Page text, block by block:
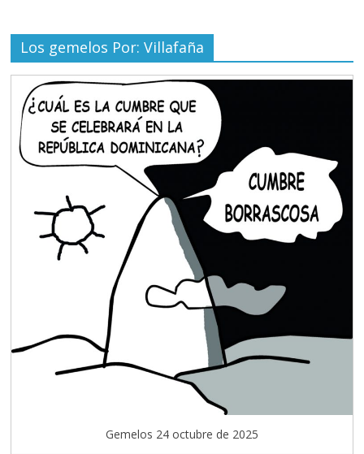
Los gemelos Por: Villafaña
Gemelos 24 octubre de 2025